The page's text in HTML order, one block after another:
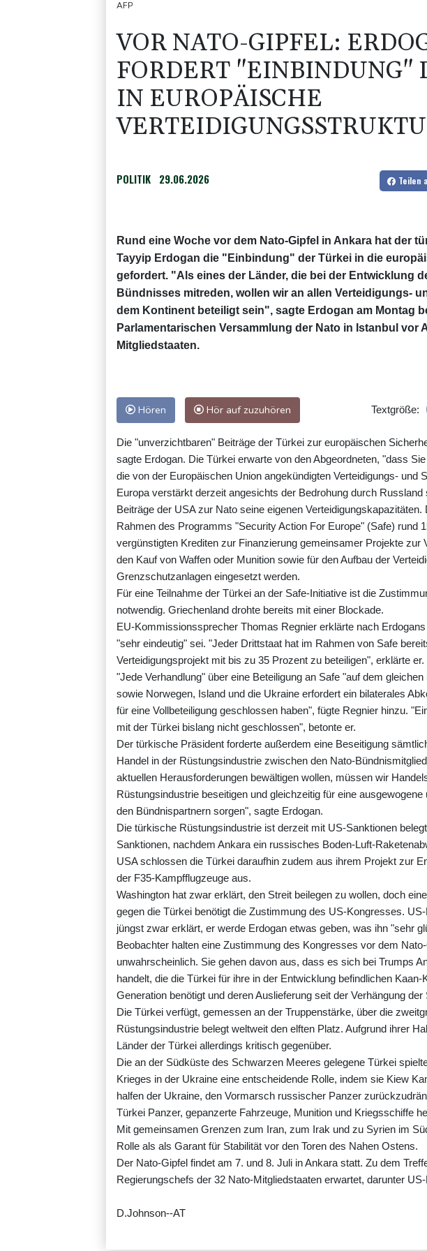
AFP
VOR NATO-GIPFEL:
FORDERT "EINBINDUNG"
IN EUROPÄISCHE
POLITIK 29.06.2026 Teilen
Rund eine Woche vor dem Nato-Gipfel in Ankara hat der
Tayyip Erdogan die "Einbindung" der Türkei in die
gefordert. "Als eines der Länder, die bei der Entwicklung
Bündnisses mitreden, wollen wir an allen Verteidigungs-
dem Kontinent beteiligt sein", sagte Erdogan am Montag
Parlamentarischen Versammlung der Nato in Istanbul vor
Mitgliedstaaten.
Hören Hör auf zuzuhören Textgröße:
Die "unverzichtbaren" Beiträge der Türkei zur europäischen
sagte Erdogan. Die Türkei erwarte von den Abgeordneten, "dass
die von der Europäischen Union angekündigten Verteidigungs- und
Europa verstärkt derzeit angesichts der Bedrohung durch Russland
Beiträge der USA zur Nato seine eigenen
Rahmen des Programms "Security Action For Europe" (Safe) rund
vergünstigten Krediten zur Finanzierung gemeinsamer Projekte zur
den Kauf von Waffen oder Munition sowie für den Aufbau der
Grenzschutzanlagen eingesetzt werden.
Für eine Teilnahme der Türkei an der Safe-Initiative ist die
notwendig. Griechenland drohte bereits mit einer Blockade.
EU-Kommissionssprecher Thomas Regnier erklärte nach
"sehr eindeutig" sei. "Jeder Drittstaat hat im Rahmen von Safe
Verteidigungsprojekt mit bis zu 35 Prozent zu beteiligen", erklärte er.
"Jede Verhandlung" über eine Beteiligung an Safe "auf dem
sowie Norwegen, Island und die Ukraine erfordert ein bilaterales
für eine Vollbeteiligung geschlossen haben", fügte Regnier hinzu.
mit der Türkei bislang nicht geschlossen", betonte er.
Der türkische Präsident forderte außerdem eine Beseitigung
Handel in der Rüstungsindustrie zwischen den Nato-
aktuellen Herausforderungen bewältigen wollen, müssen wir
Rüstungsindustrie beseitigen und gleichzeitig für eine
den Bündnispartnern sorgen", sagte Erdogan.
Die türkische Rüstungsindustrie ist derzeit mit US-Sanktionen
Sanktionen, nachdem Ankara ein russisches Boden-Luft-
USA schlossen die Türkei daraufhin zudem aus ihrem Projekt zur
der F35-Kampfflugzeuge aus.
Washington hat zwar erklärt, den Streit beilegen zu wollen, doch
gegen die Türkei benötigt die Zustimmung des US-Kongresses.
jüngst zwar erklärt, er werde Erdogan etwas geben, was ihn "sehr
Beobachter halten eine Zustimmung des Kongresses vor dem
unwahrscheinlich. Sie gehen davon aus, dass es sich bei Trumps
handelt, die die Türkei für ihre in der Entwicklung befindlichen
Generation benötigt und deren Auslieferung seit der Verhängung
Die Türkei verfügt, gemessen an der Truppenstärke, über die
Rüstungsindustrie belegt weltweit den elften Platz. Aufgrund ihrer
Länder der Türkei allerdings kritisch gegenüber.
Die an der Südküste des Schwarzen Meeres gelegene Türkei
Krieges in der Ukraine eine entscheidende Rolle, indem sie Kiew
halfen der Ukraine, den Vormarsch russischer Panzer
Türkei Panzer, gepanzerte Fahrzeuge, Munition und Kriegsschiffe
Mit gemeinsamen Grenzen zum Iran, zum Irak und zu Syrien im
Rolle als als Garant für Stabilität vor den Toren des Nahen Ostens.
Der Nato-Gipfel findet am 7. und 8. Juli in Ankara statt. Zu dem
Regierungschefs der 32 Nato-Mitgliedstaaten erwartet, darunter
D.Johnson--AT